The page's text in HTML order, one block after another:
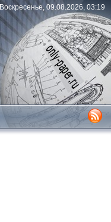
Воскресенье, 09.08.2026, 03:19